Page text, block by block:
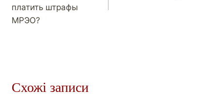
платить штрафы
МРЭО?
Схожі записи